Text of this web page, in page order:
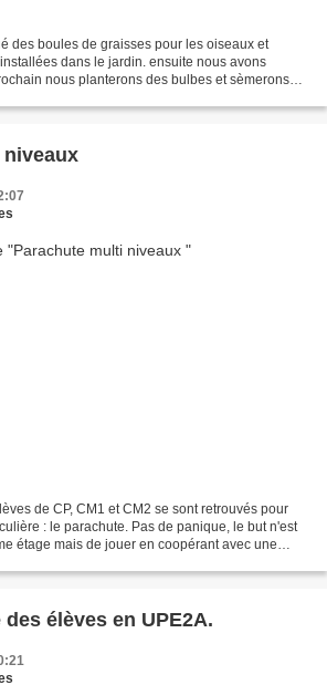
des boules de graisses pour les oiseaux et
dans le jardin. ensuite nous avons
nous planterons des bulbes et sèmerons
de CP, CM1 et CM2 se sont retrouvés pour
: le parachute. Pas de panique, le but n'est
étage mais de jouer en coopérant avec une
élèves en UPE2A.